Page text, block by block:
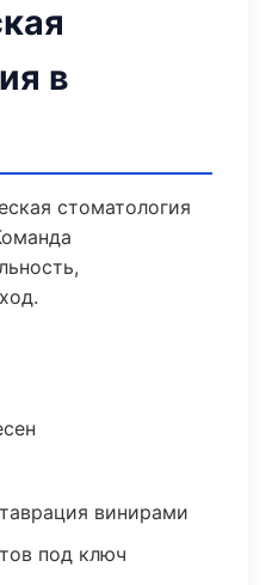
в
стоматология
винирами
под ключ